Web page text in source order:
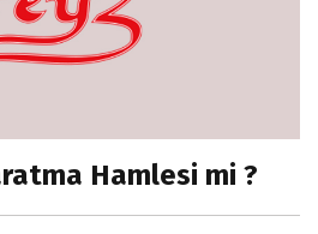
Hamlesi mi ?